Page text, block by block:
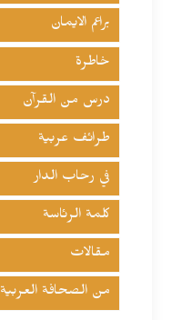
براعم الايمان
خاطرة
درس من القرآن
طرائف عربية
في رحاب الدار
كلمة الرئاسة
مقالات
من الصحافة العربية